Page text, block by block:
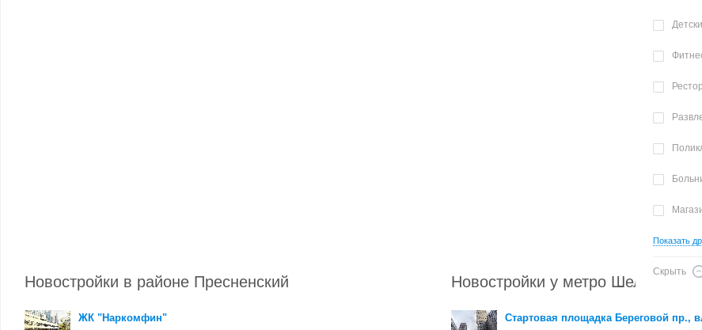
Показать
Скрыть
Новостройки в районе Пресненский
ЖК "Наркомфин"
Новостройки у метро Шелепиха
Стартовая площадка Береговой пр.,